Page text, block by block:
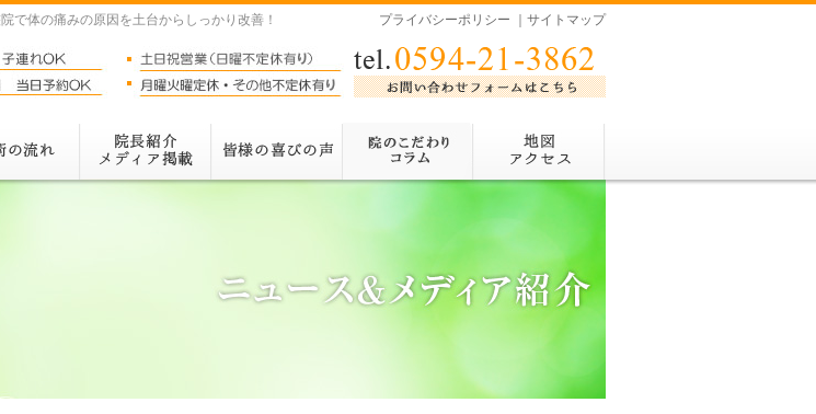
で体の痛みの原因を土台からしっかり改善！ プライバシーポリシー サイトマップ